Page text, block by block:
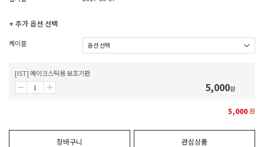
+ 추가 옵션 선택
케이블
[IST] 메이크스틱용 보조기판
5,000원
5,000원
장바구니 관심상품